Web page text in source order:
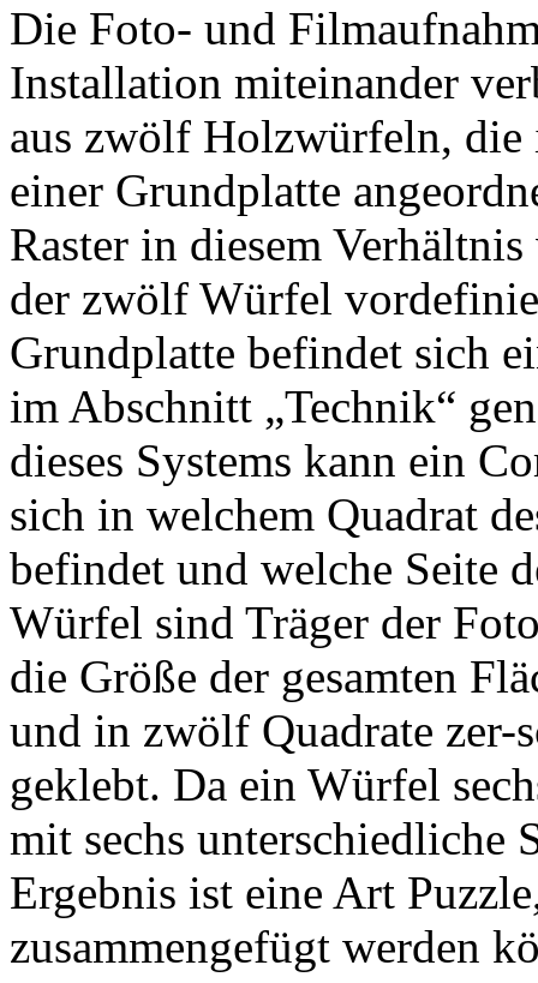
Die Foto- und
Installation miteinander
aus zwölf Holzwürfeln,
einer Grundplatte
Raster in diesem
der zwölf Würfel
Grundplatte befindet sich
im Abschnitt „Technik“
dieses Systems kann ein
sich in welchem Quadrat
befindet und welche Seite
Würfel sind Träger der
die Größe der gesamten
und in zwölf Quadrate zer-
geklebt. Da ein Würfel
mit sechs unterschiedliche
Ergebnis ist eine Art
zusammengefügt werden